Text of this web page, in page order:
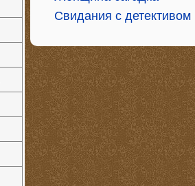
Свидания с детективом